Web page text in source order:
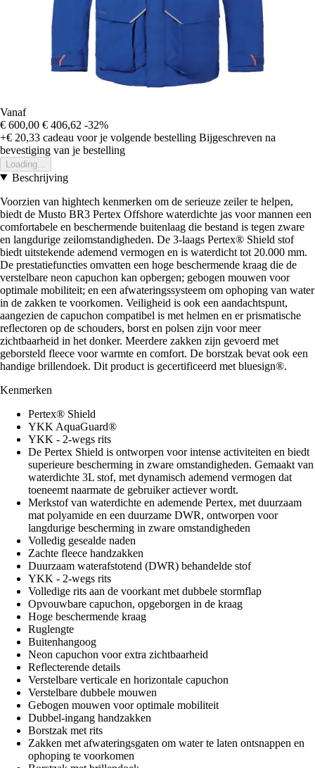
Vanaf
€ 600,00 € 406,62 -32%
+€ 20,33 cadeau voor je volgende bestelling Bijgeschreven na
bevestiging van je bestelling
Loading...
Beschrijving
Voorzien van hightech kenmerken om de serieuze zeiler te helpen,
biedt de Musto BR3 Pertex Offshore waterdichte jas voor mannen een
comfortabele en beschermende buitenlaag die bestand is tegen zware
en langdurige zeilomstandigheden. De 3-laags Pertex® Shield stof
biedt uitstekende ademend vermogen en is waterdicht tot 20.000 mm.
De prestatiefuncties omvatten een hoge beschermende kraag die de
verstelbare neon capuchon kan opbergen; gebogen mouwen voor
optimale mobiliteit; en een afwateringssysteem om ophoping van water
in de zakken te voorkomen. Veiligheid is ook een aandachtspunt,
aangezien de capuchon compatibel is met helmen en er prismatische
reflectoren op de schouders, borst en polsen zijn voor meer
zichtbaarheid in het donker. Meerdere zakken zijn gevoerd met
geborsteld fleece voor warmte en comfort. De borstzak bevat ook een
handige brillendoek. Dit product is gecertificeerd met bluesign®.
Kenmerken
Pertex® Shield
YKK AquaGuard®
YKK - 2-wegs rits
De Pertex Shield is ontworpen voor intense activiteiten en biedt
superieure bescherming in zware omstandigheden. Gemaakt van
waterdichte 3L stof, met dynamisch ademend vermogen dat
toeneemt naarmate de gebruiker actiever wordt.
Merkstof van waterdichte en ademende Pertex, met duurzaam
mat polyamide en een duurzame DWR, ontworpen voor
langdurige bescherming in zware omstandigheden
Volledig gesealde naden
Zachte fleece handzakken
Duurzaam waterafstotend (DWR) behandelde stof
YKK - 2-wegs rits
Volledige rits aan de voorkant met dubbele stormflap
Opvouwbare capuchon, opgeborgen in de kraag
Hoge beschermende kraag
Ruglengte
Buitenhangoog
Neon capuchon voor extra zichtbaarheid
Reflecterende details
Verstelbare verticale en horizontale capuchon
Verstelbare dubbele mouwen
Gebogen mouwen voor optimale mobiliteit
Dubbel-ingang handzakken
Borstzak met rits
Zakken met afwateringsgaten om water te laten ontsnappen en
ophoping te voorkomen